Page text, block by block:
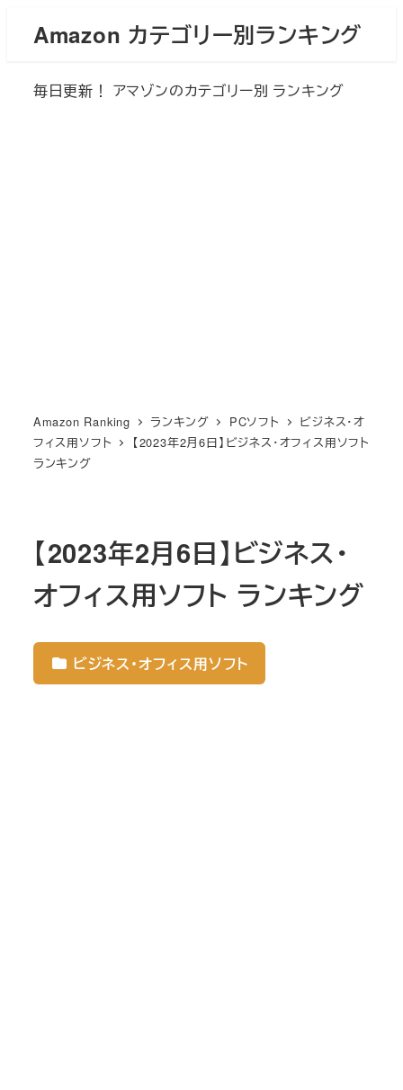
Amazon カテゴリー別ランキング
毎日更新！ アマゾンのカテゴリー別 ランキング
Amazon Ranking ランキング PCソフト
ビジネス・オ
フィス用ソフト
【2023年2月6日】ビジネス・オフィス用ソフト
ランキング
【2023年2月6日】ビジネス・
オフィス用ソフト ランキング
ビジネス・オフィス用ソフト